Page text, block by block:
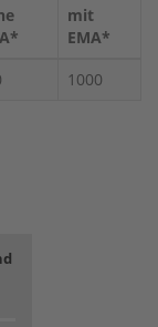
mit
EMA*
1000